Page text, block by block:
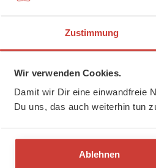
Zustimmung
Wir verwenden Cookies.
Damit wir Dir eine einwandfreie
Du uns, das auch weiterhin tun
Ablehnen
keine Kommentare
zu können, musst Du
bzw. registriereDich.